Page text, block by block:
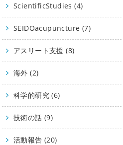
ScientificStudies (4)
SEIDOacupuncture (7)
アスリート支援 (8)
海外 (2)
科学的研究 (6)
技術の話 (9)
活動報告 (20)